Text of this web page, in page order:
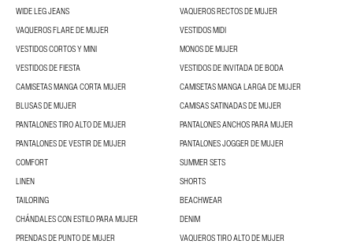
WIDE LEG JEANS
VAQUEROS RECTOS DE MUJER
VAQUEROS FLARE DE MUJER
VESTIDOS MIDI
VESTIDOS CORTOS Y MINI
MONOS DE MUJER
VESTIDOS DE FIESTA
VESTIDOS DE INVITADA DE BODA
CAMISETAS MANGA CORTA MUJER
CAMISETAS MANGA LARGA DE MUJER
BLUSAS DE MUJER
CAMISAS SATINADAS DE MUJER
PANTALONES TIRO ALTO DE MUJER
PANTALONES ANCHOS PARA MUJER
PANTALONES DE VESTIR DE MUJER
PANTALONES JOGGER DE MUJER
COMFORT
SUMMER SETS
LINEN
SHORTS
TAILORING
BEACHWEAR
CHÁNDALES CON ESTILO PARA MUJER
DENIM
PRENDAS DE PUNTO DE MUJER
VAQUEROS TIRO ALTO DE MUJER